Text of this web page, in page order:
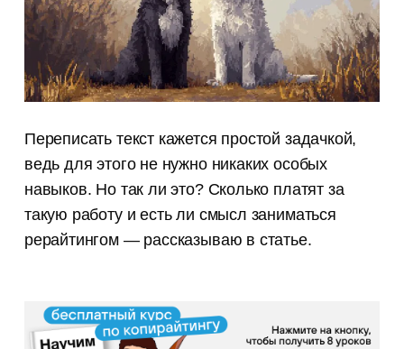
Переписать текст кажется простой задачкой,
ведь для этого не нужно никаких особых
навыков. Но так ли это? Сколько платят за
такую работу и есть ли смысл заниматься
рерайтингом — рассказываю в статье.